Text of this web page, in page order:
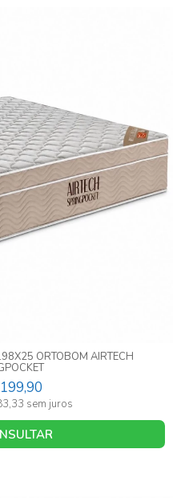
ORTOBOM AIRTECH
sem juros